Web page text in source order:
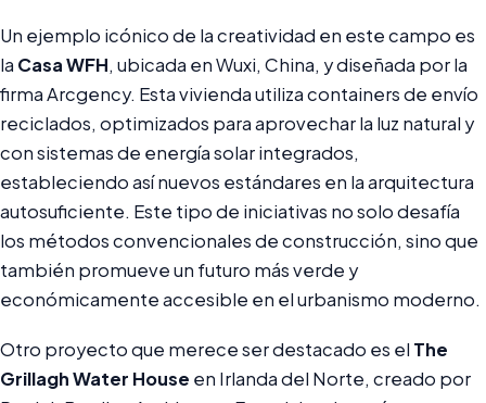
Un ejemplo icónico de la creatividad en este campo es
la Casa WFH, ubicada en Wuxi, China, y diseñada por la
firma Arcgency. Esta vivienda utiliza containers de envío
reciclados, optimizados para aprovechar la luz natural y
con sistemas de energía solar integrados,
estableciendo así nuevos estándares en la arquitectura
autosuficiente. Este tipo de iniciativas no solo desafía
los métodos convencionales de construcción, sino que
también promueve un futuro más verde y
económicamente accesible en el urbanismo moderno.
Otro proyecto que merece ser destacado es el The
Grillagh Water House en Irlanda del Norte, creado por